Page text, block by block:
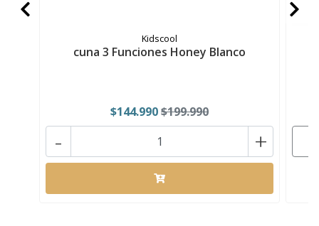
Kidscool
cuna 3 Funciones Honey Blanco
$144.990$199.990
+
-